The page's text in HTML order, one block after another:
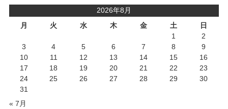
2026年8月
月
火 水 木 金 土 日
« 7月
1
2
3
4 5 6 7 8
9
10
11 12 13 14 15
16
17
18 19 20 21 22
23
24
25 26 27 28 29
30
31